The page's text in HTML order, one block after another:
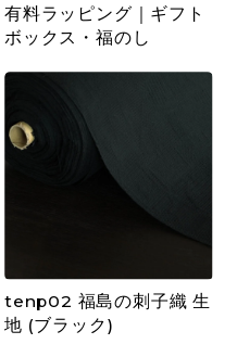
有料ラッピング｜ギフト
ボックス・福のし
tenp02 福島の刺子織 生
地 (ブラック)